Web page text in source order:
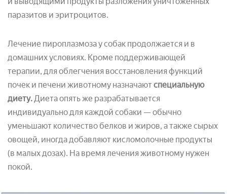
паразитов и эритроцитов.
Лечение пироплазмоза у собак продолжается и в
домашних условиях. Кроме поддерживающей
терапии, для облегчения восстановления функций
почек и печени животному назначают специальную
диету. Диета опять же разрабатывается
индивидуально для каждой собаки — обычно
уменьшают количество белков и жиров, а также сырых
овощей, иногда добавляют кисломолочные продукты
(в малых дозах). На время лечения животному нужен
покой.